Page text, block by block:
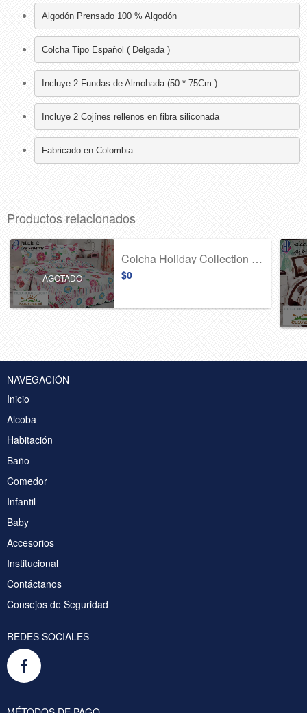
Algodón Prensado 100 % Algodón
Colcha Tipo Español ( Delgada )
Incluye 2 Fundas de Almohada (50 * 75Cm )
Incluye 2 Cojínes rellenos en fibra siliconada
Fabricado en Colombia
Productos relacionados
AGOTADO
Colcha Holiday Collection 2014-B11
$0
NAVEGACIÓN
Inicio
Alcoba
Habitación
Baño
Comedor
Infantil
Baby
Accesorios
Institucional
Contáctanos
Consejos de Seguridad
REDES SOCIALES